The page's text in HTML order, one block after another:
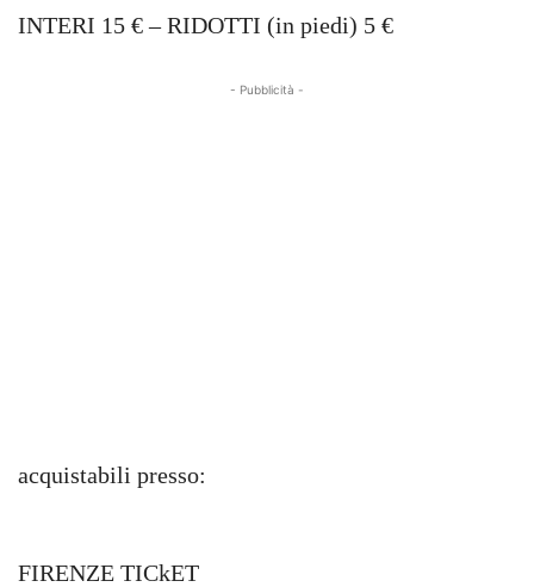
INTERI 15 € – RIDOTTI (in piedi) 5 €
- Pubblicità -
acquistabili presso:
FIRENZE TICkET